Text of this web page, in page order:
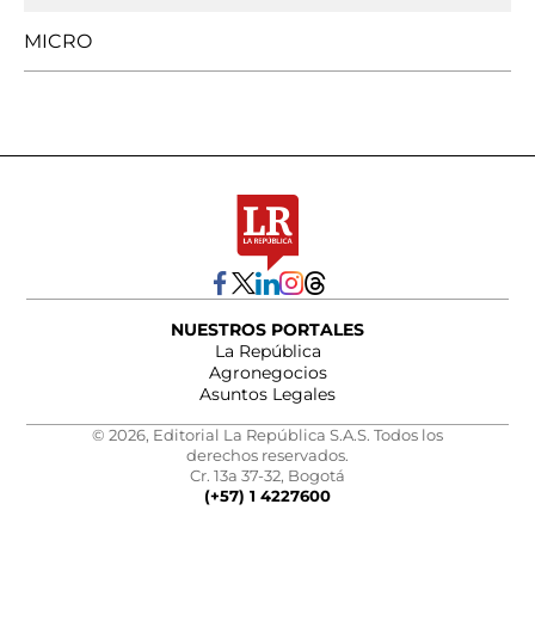
MICRO
NUESTROS PORTALES
La República
Agronegocios
Asuntos Legales
© 2026, Editorial La República S.A.S. Todos los
derechos reservados.
Cr. 13a 37-32, Bogotá
(+57) 1 4227600